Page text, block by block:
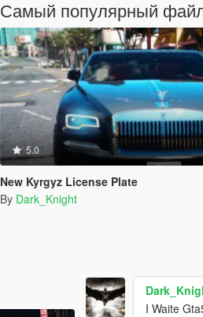
Самый популярный
5.0
New Kyrgyz License Plate
By Dark_Knight
I Waite